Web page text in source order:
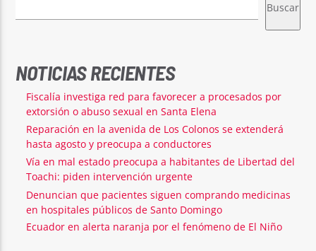
Buscar
NOTICIAS RECIENTES
Fiscalía investiga red para favorecer a procesados por
extorsión o abuso sexual en Santa Elena
Reparación en la avenida de Los Colonos se extenderá
hasta agosto y preocupa a conductores
Vía en mal estado preocupa a habitantes de Libertad del
Toachi: piden intervención urgente
Denuncian que pacientes siguen comprando medicinas
en hospitales públicos de Santo Domingo
Ecuador en alerta naranja por el fenómeno de El Niño